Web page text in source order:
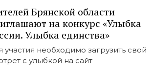
Брянской области
на конкурс «Улыбка
Улыбка единства»
участия необходимо загрузить свой
с улыбкой на сайт